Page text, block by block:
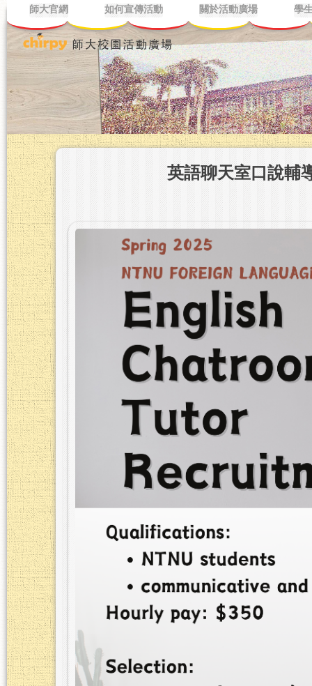
師大官網 如何宣傳活動 關於活動廣場 學
英語聊天室口說輔